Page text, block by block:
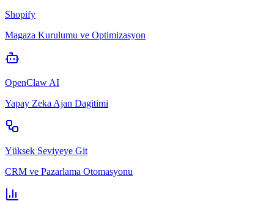
Shopify
Magaza Kurulumu ve Optimizasyon
OpenClaw AI
Yapay Zeka Ajan Dagitimi
Yüksek Seviyeye Git
CRM ve Pazarlama Otomasyonu